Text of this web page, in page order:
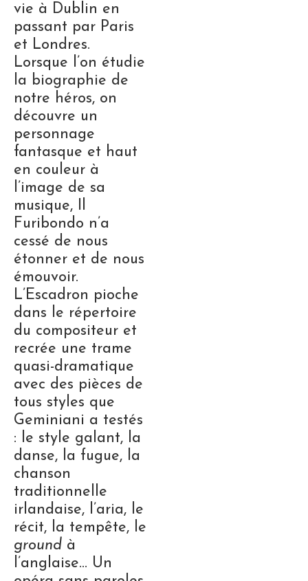
vie à Dublin en
passant par Paris
et Londres.
Lorsque l’on étudie
la biographie de
notre héros, on
découvre un
personnage
fantasque et haut
en couleur à
l’image de sa
musique, Il
Furibondo n’a
cessé de nous
étonner et de nous
émouvoir.
L’Escadron pioche
dans le répertoire
du compositeur et
recrée une trame
quasi-dramatique
avec des pièces de
tous styles que
Geminiani a testés
: le style galant, la
danse, la fugue, la
chanson
traditionnelle
irlandaise, l’aria, le
récit, la tempête, le
ground à
l’anglaise… Un